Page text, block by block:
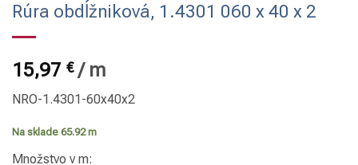
Rúra obdĺžniková, 1.4301 060 x 40 x 2
15,97 €/ m
NRO-1.4301-60x40x2
Na sklade 65.92 m
Množstvo v m: